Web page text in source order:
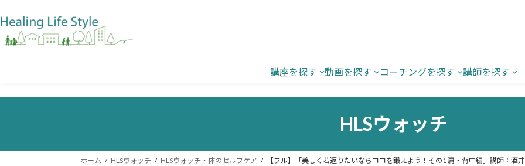
講座を探す 動画を探す コーチングを探す 講師を探す
HLSウォッチ
ホーム HLSウォッチ HLSウォッチ・体のセルフケア 【フル】「美しく若返りたいならココを鍛えよう！その1 肩・背中編」講師：酒